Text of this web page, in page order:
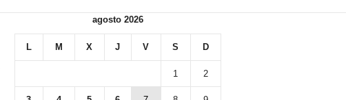
agosto 2026
L M X J V S D
1 2